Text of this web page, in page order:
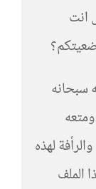
انت
سبحانه
لهذه
الملف